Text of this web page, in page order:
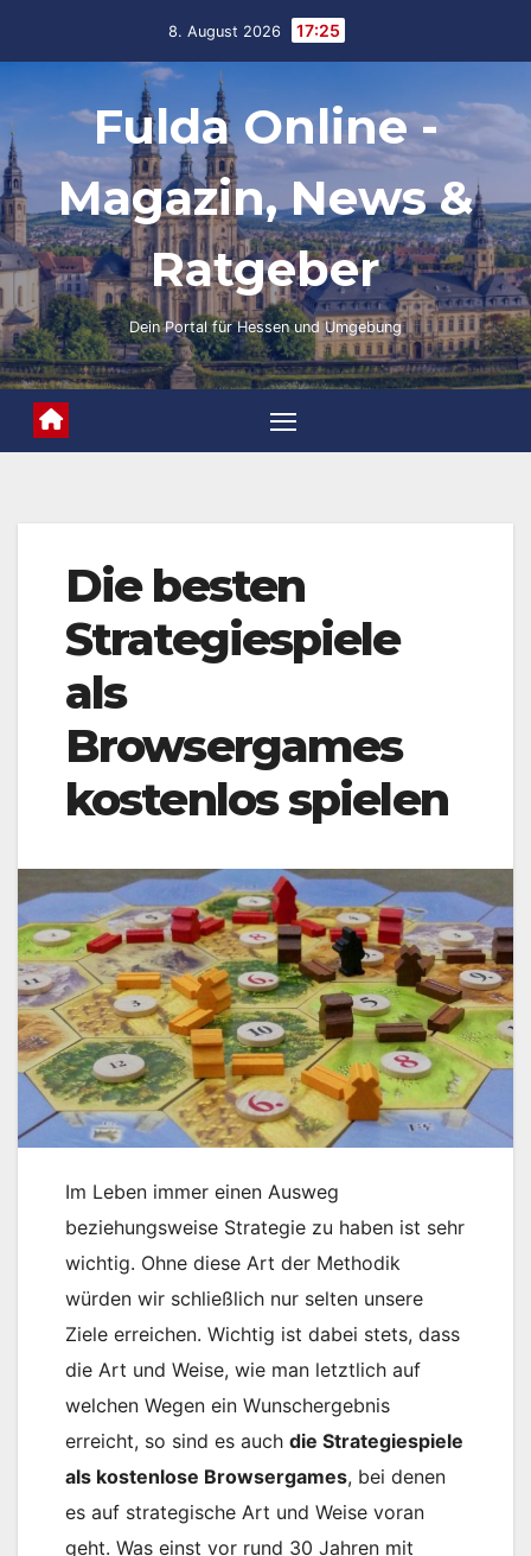
8. August 2026 17:25
Fulda Online -
Magazin, News &
Ratgeber
Dein Portal für Hessen und Umgebung
Die besten
Strategiespiele
als
Browsergames
kostenlos spielen
Im Leben immer einen Ausweg
beziehungsweise Strategie zu haben ist sehr
wichtig. Ohne diese Art der Methodik
würden wir schließlich nur selten unsere
Ziele erreichen. Wichtig ist dabei stets, dass
die Art und Weise, wie man letztlich auf
welchen Wegen ein Wunschergebnis
erreicht, so sind es auch die Strategiespiele
als kostenlose Browsergames, bei denen
es auf strategische Art und Weise voran
geht. Was einst vor rund 30 Jahren mit